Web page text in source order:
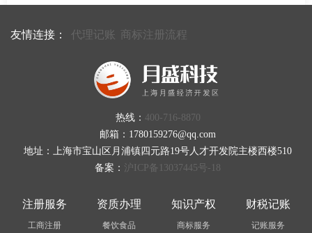
友情连接： 代理记账 商标注册流程
热线： 400-716-8870
邮箱：1780159276@qq.com
地址：上海市宝山区月浦镇四元路19号人才开发院主楼西楼510
备案： 沪ICP备13037445号-18
注册服务
工商注册
资质办理
餐饮食品
知识产权
商标服务
财税记账
记账服务